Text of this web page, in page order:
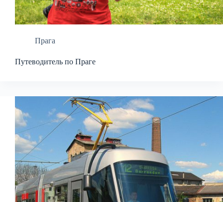
Прага
Путеводитель по Праге